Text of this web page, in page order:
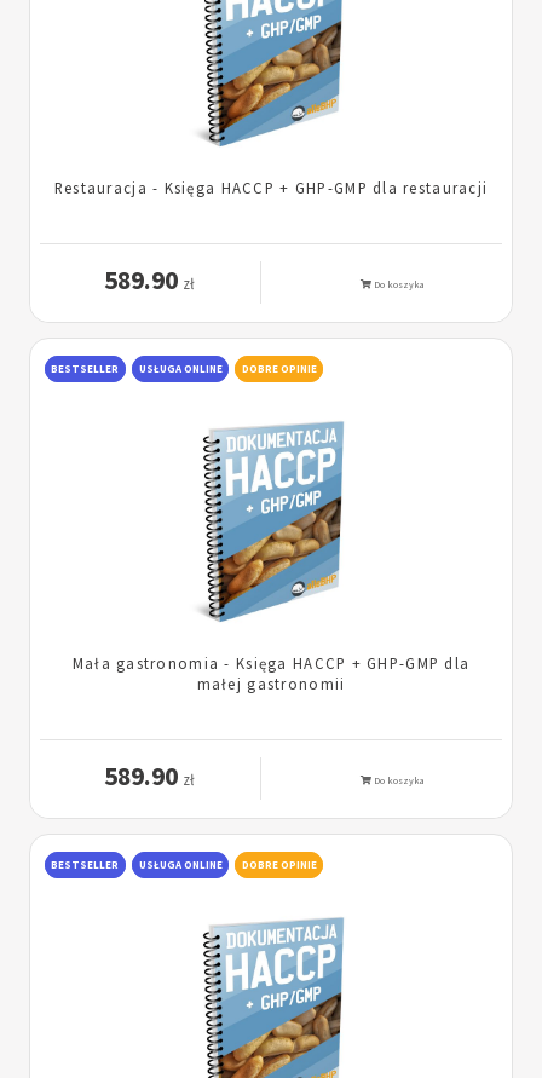
Restauracja - Księga HACCP + GHP-GMP dla restauracji
589.90 zł Do koszyka
BESTSELLER USŁUGA ONLINE DOBRE OPINIE
Mała gastronomia - Księga HACCP + GHP-GMP dla
małej gastronomii
589.90 zł Do koszyka
BESTSELLER USŁUGA ONLINE DOBRE OPINIE